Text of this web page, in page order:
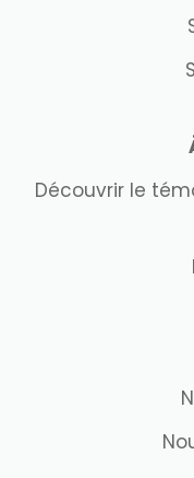
Découvrir le